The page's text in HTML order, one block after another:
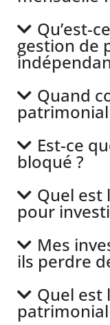
Qu’est-
gestion de
Quand
patrimonial
Est-ce
bloqué ?
Quel
pour
Mes
ils perdre
Quel est
patrimonial